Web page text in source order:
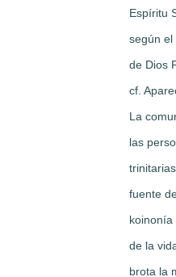
Espíritu
según el
de Dios
cf.
La
las
fuente
koinonía
de la
brota la